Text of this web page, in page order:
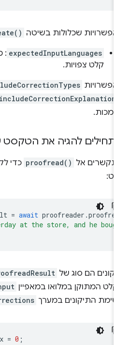
שכלולות בשיטה create()
expectedInputLanguages
:
קלט צפויות.
includeCorrectionExplanation
להגיה את הטקסט
אל proofread() כדי
= await proofreader.
at the store, and he
הם סוג של ProofreadResult
המתוקן במלואו במאפיין
התיקונים במערך corrections
=